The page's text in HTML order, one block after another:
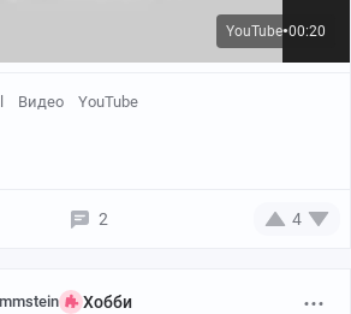
YouTube●00:20
Видео YouTube
2 4
Хобби